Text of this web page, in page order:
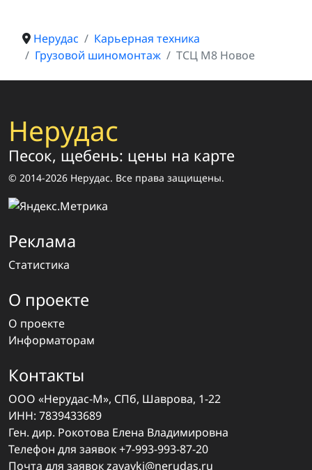
Нерудас
Карьерная техника
Грузовой шиномонтаж
ТСЦ М8 Новое
Нерудас
Песок, щебень: цены на карте
© 2014-2026 Нерудас. Все права защищены.
Реклама
Статистика
О проекте
О проекте
Информаторам
Контакты
ООО «Нерудас-М», СПб, Шаврова, 1-22
ИНН: 7839433689
Ген. дир. Рокотова Елена Владимировна
Телефон для заявок+7-993-993-87-20
Почта для заявокzayavki@nerudas.ru